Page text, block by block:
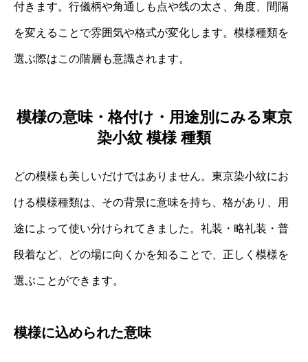
付きます。行儀柄や角通しも点や线の太さ、角度、間隔
を変えることで雰囲気や格式が変化します。模様種類を
選ぶ際はこの階層も意識されます。
模様の意味・格付け・用途別にみる東京
染小紋 模様 種類
どの模様も美しいだけではありません。東京染小紋にお
ける模様種類は、その背景に意味を持ち、格があり、用
途によって使い分けられてきました。礼装・略礼装・普
段着など、どの場に向くかを知ることで、正しく模様を
選ぶことができます。
模様に込められた意味